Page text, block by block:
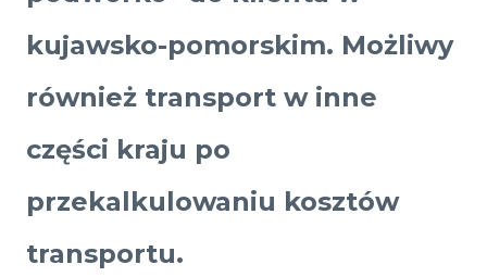
kujawsko-pomorskim. Możliwy
również transport w inne
części kraju po
przekalkulowaniu kosztów
transportu.